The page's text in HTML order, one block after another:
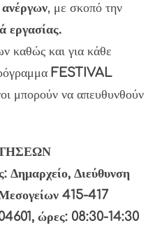
ανέργων, με σκοπό την
εργασίας.
καθώς και για κάθε
FESTIVAL
μπορούν να απευθυνθούν
Δημαρχείο, Διεύθυνση
415-417
ώρες: 08:30-14:30